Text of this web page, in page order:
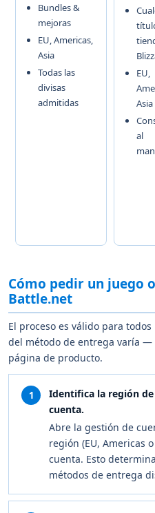
Bundles &
mejoras
EU, Americas,
Asia
Todas las
divisas
admitidas
EU,
Asia
al
Cómo pedir un juego
Battle.net
El proceso es válido para
del método de entrega varía —
página de producto.
1
Identifica la región
cuenta.
Abre la gestión de
región (EU, Americas
cuenta. Esto
métodos de entrega